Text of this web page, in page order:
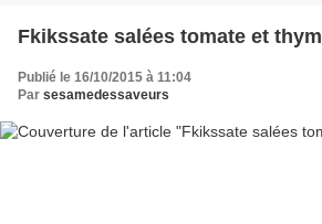
Fkikssate salées tomate et thym
Publié le 16/10/2015 à 11:04
Par sesamedessaveurs